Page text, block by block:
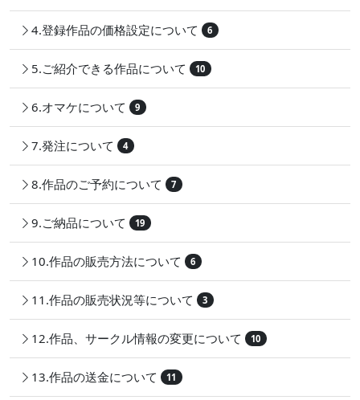
4.登録作品の価格設定について 6
5.ご紹介できる作品について 10
6.オマケについて 9
7.発注について 4
8.作品のご予約について 7
9.ご納品について 19
10.作品の販売方法について 6
11.作品の販売状況等について 3
12.作品、サークル情報の変更について 10
13.作品の送金について 11